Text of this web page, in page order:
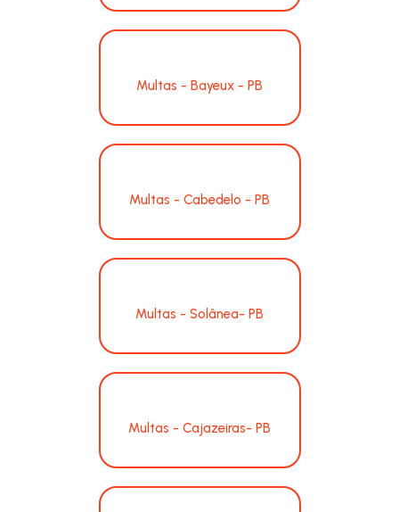
Multas - Bayeux - PB
Multas - Cabedelo - PB
Multas - Solânea- PB
Multas - Cajazeiras- PB